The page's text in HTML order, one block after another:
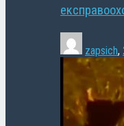
zapsich,